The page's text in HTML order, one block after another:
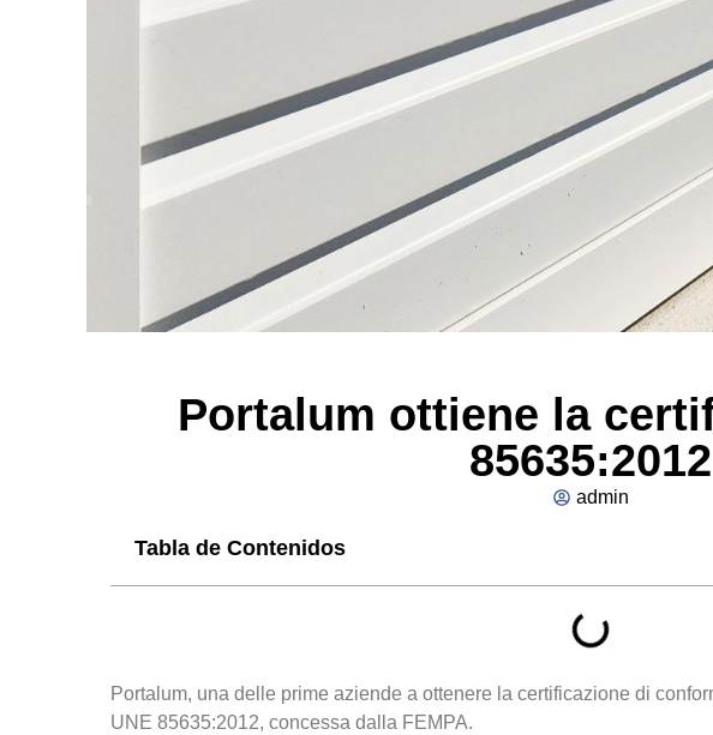
Portalum ottiene la
85635:2012
admin
Tabla de Contenidos
Portalum, una delle prime aziende a ottenere la certificazione di
UNE 85635:2012, concessa dalla FEMPA.